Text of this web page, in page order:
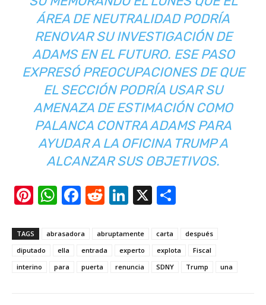
ÁREA DE NEUTRALIDAD PODRÍA
RENOVAR SU INVESTIGACIÓN DE
ADAMS EN EL FUTURO. ESE PASO
EXPRESÓ PREOCUPACIONES DE QUE
EL SECCIÓN PODRÍA USAR SU
AMENAZA DE ESTIMACIÓN COMO
PALANCA CONTRA ADAMS PARA
AYUDAR A LA OFICINA TRUMP A
ALCANZAR SUS OBJETIVOS.
Pi
er
e
st
W
at
s
A
F
c
e
b
R
d
di
Li
k
e
dI
X
ar
e
TAGS abrasadora abruptamente carta
después
diputado
ella entrada experto explota
Fiscal
interino
para puerta renuncia SDNY Trump una